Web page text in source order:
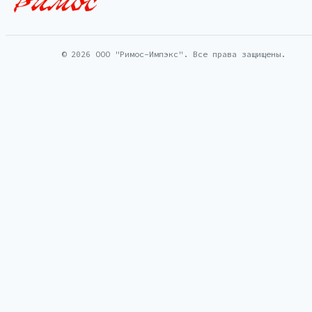
© 2026 ООО "Римос-Импэкс". Все права защищены.